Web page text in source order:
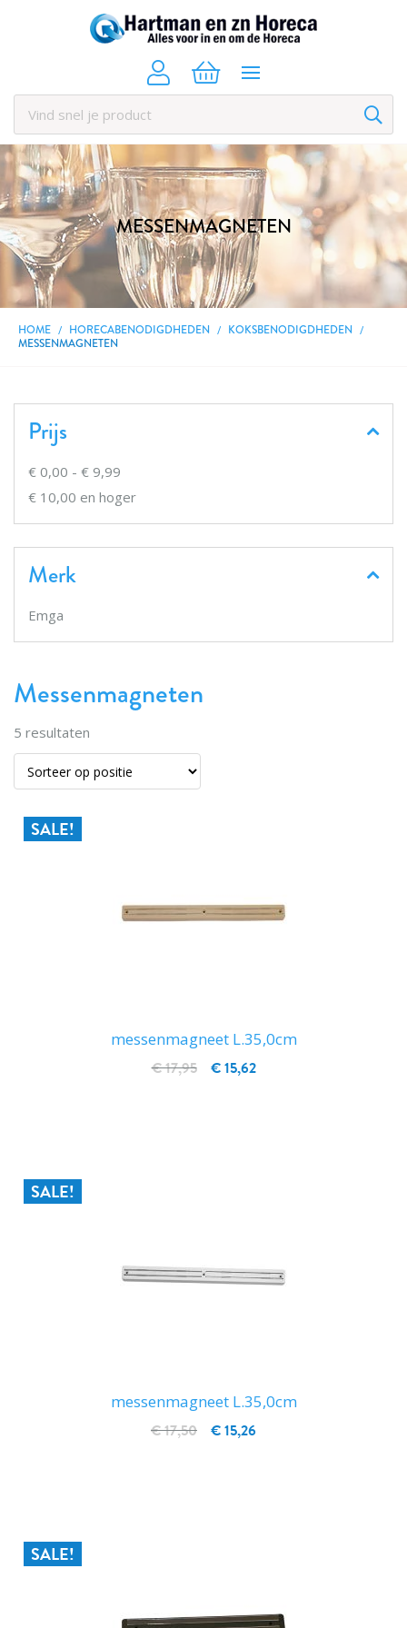
MESSENMAGNETEN
HOME HORECABENODIGDHEDEN
KOKSBENODIGDHEDEN
MESSENMAGNETEN
Messenmagneten
5 resultaten
SALE!
messenmagneet L.35,0cm
€ 15,62
€ 17,95
SALE!
messenmagneet L.35,0cm
€ 15,26
€ 17,50
SALE!
Prijs
€ 0,00 - € 9,99
€ 10,00 en hoger
Merk
Emga